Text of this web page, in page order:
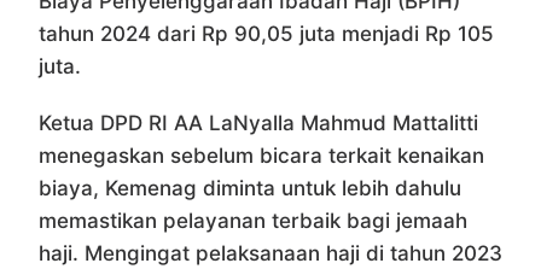
tahun 2024 dari Rp 90,05 juta menjadi Rp 105
juta.
Ketua DPD RI AA LaNyalla Mahmud Mattalitti
menegaskan sebelum bicara terkait kenaikan
biaya, Kemenag diminta untuk lebih dahulu
memastikan pelayanan terbaik bagi jemaah
haji. Mengingat pelaksanaan haji di tahun 2023